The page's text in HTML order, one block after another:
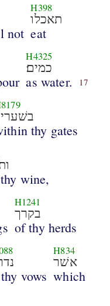
not
H398
תאכלו
eat
H4325
כמים׃
as water. 17
thy gates
wine,
H1241
בקרך
of thy herds
vows
H834
אשׁר
which